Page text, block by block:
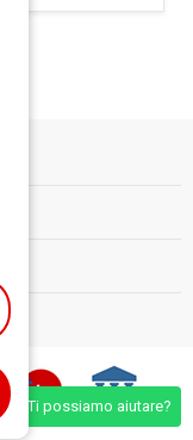
Ti possiamo aiutare?